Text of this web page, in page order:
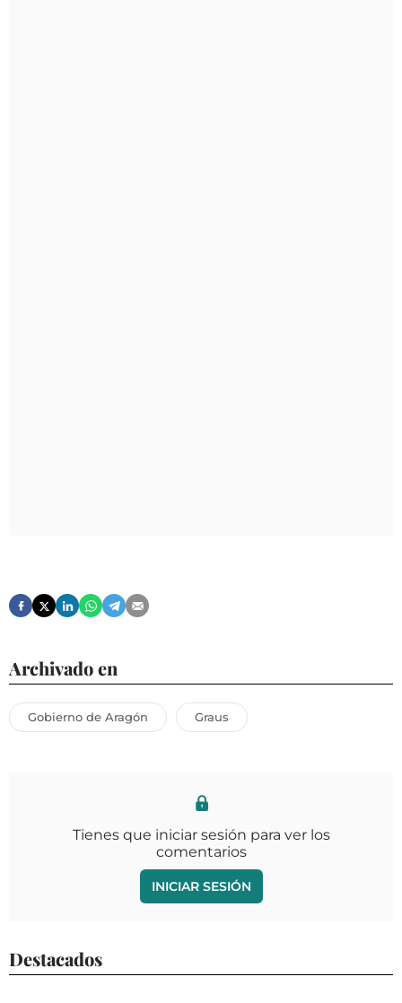
Archivado en
Gobierno de Aragón Graus
Tienes que iniciar sesión para ver los
comentarios
INICIAR SESIÓN
Destacados